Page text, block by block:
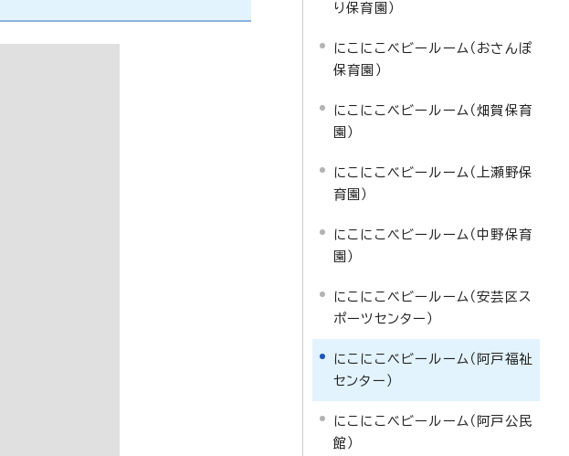
り保育園）
にこにこベビールーム（おさんぽ
保育園）
にこにこベビールーム（畑賀保育
園）
にこにこベビールーム（上瀬野保
育園）
にこにこベビールーム（中野保育
園）
にこにこベビールーム（安芸区ス
ポーツセンター）
にこにこベビールーム（阿戸福祉
センター）
にこにこベビールーム（阿戸公民
館）